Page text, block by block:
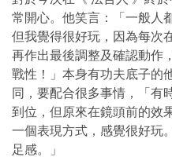
常開心。他笑言：「一般人
但我覺得很好玩，因為每次
再作出最後調整及確認動作
戰性！」本身有功夫底子的
同，要配合很多事情，「有
到位，但原來在鏡頭前的效
一個表現方式，感覺很好玩
足感。」